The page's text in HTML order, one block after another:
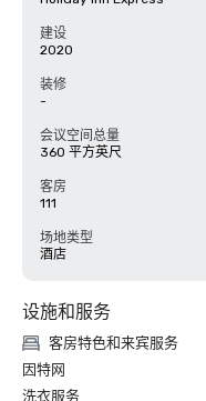
建设
2020
装修
-
会议空间总量
360 平方英尺
客房
111
场地类型
酒店
设施和服务
客房特色和来宾服务
因特网
洗衣服务